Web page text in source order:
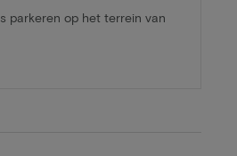
parkeren op het terrein van